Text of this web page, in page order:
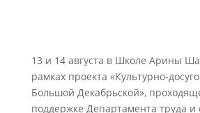
13 и 14 августа в Школе Арины
рамках проекта «Культурно-
Большой Декабрьской»,
поддержке Департамента труда и